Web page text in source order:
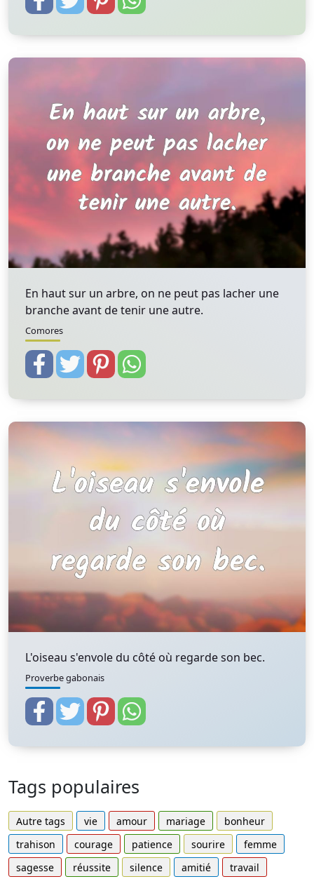
En haut sur un arbre, on ne peut pas lacher une
branche avant de tenir une autre.
Comores
L'oiseau s'envole du côté où regarde son bec.
Proverbe gabonais
Tags populaires
Autre tags vie amour mariage
bonheur
trahison
courage patience sourire
femme
sagesse
réussite silence amitié
travail